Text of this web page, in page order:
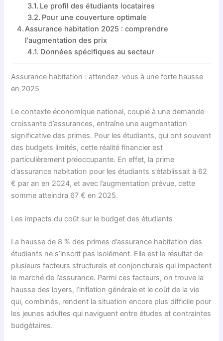
Le profil des étudiants locataires
Pour une couverture optimale
Assurance habitation 2025 : comprendre
l'augmentation des prix
Données spécifiques au secteur
Assurance habitation : attendez-vous à une forte hausse
en 2025
Le contexte économique national, couplé à une demande
croissante d’assurances, entraîne une augmentation
significative des primes. Pour les étudiants, qui ont souvent
des budgets limités, cette réalité financier est
particulièrement préoccupante. En effet, la prime
d’assurance habitation pour les étudiants s’établissait à 62
€ par an en 2024, et avec l’augmentation prévue, cette
somme atteindra 67 € en 2025.
Les impacts du coût sur le budget des étudiants
La hausse de 8 % des primes d’assurance habitation des
étudiants ne s’inscrit pas isolément. Elle est le résultat de
plusieurs facteurs structurels et conjoncturels qui impactent
le marché de l’assurance. Parmi ces facteurs, on trouve la
hausse des loyers, l’inflation générale et le coût de la vie
qui, combinés, rendent la situation encore plus difficile pour
les jeunes adultes qui naviguent entre études et contraintes
budgétaires.